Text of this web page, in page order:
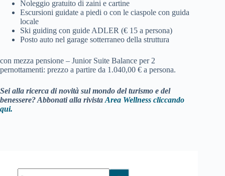
Noleggio gratuito di zaini e cartine
Escursioni guidate a piedi o con le ciaspole con guida
locale
Ski guiding con guide ADLER (€ 15 a persona)
Posto auto nel garage sotterraneo della struttura
con mezza pensione – Junior Suite Balance per 2
pernottamenti: prezzo a partire da 1.040,00 € a persona.
Sei alla ricerca di novità sul mondo del turismo e del
benessere? Abbonati alla rivista Area Wellness cliccando
qui.